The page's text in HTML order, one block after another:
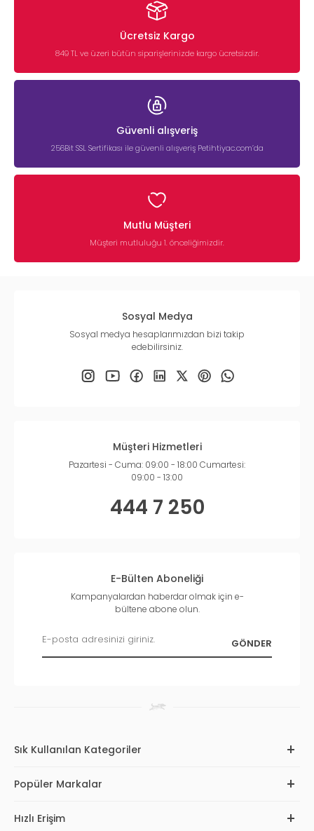
Ücretsiz Kargo
849 TL ve üzeri bütün siparişlerinizde kargo ücretsizdir.
Güvenli alışveriş
256Bit SSL Sertifikası ile güvenli alışveriş Petihtiyac.com’da
Mutlu Müşteri
Müşteri mutluluğu 1. önceliğimizdir.
Sosyal Medya
Sosyal medya hesaplarımızdan bizi takip
edebilirsiniz.
Müşteri Hizmetleri
Pazartesi - Cuma: 09:00 - 18:00 Cumartesi:
09:00 - 13:00
444 7 250
E-Bülten Aboneliği
Kampanyalardan haberdar olmak için e-
bültene abone olun.
Sık Kullanılan Kategoriler
Popüler Markalar
Hızlı Erişim